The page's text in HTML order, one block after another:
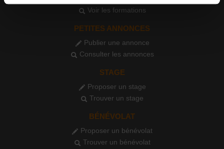
Voir les formations
PETITES ANNONCES
Publier une annonce
Consulter les annonces
STAGE
Proposer un stage
Trouver un stage
BÉNÉVOLAT
Proposer un bénévolat
Trouver un bénévolat